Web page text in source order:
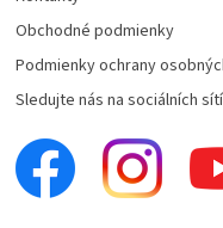
Obchodné podmienky
Podmienky ochrany
Sledujte nás na sociálních